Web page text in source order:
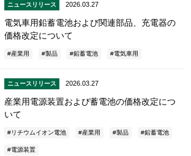
ニュースリリース 2026.03.27
電気車用鉛蓄電池および関連部品、充電器の
価格改定について
産業用 製品 鉛蓄電池 電気車用
ニュースリリース 2026.03.27
産業用電源装置および蓄電池の価格改定につ
いて
リチウムイオン電池 産業用 製品 鉛蓄電池
電源装置